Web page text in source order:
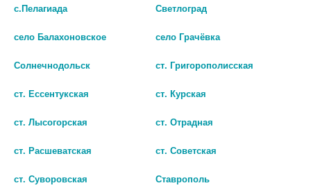
УКРЕПИТЕЛЬ №118 КРЕМ-БРЮЛЕ
БРИЛЛИАНТ ПОДМ УП УКРЕПЛ
с.Пелагиада Светлоград
село Балахоновское село Грачёвка
Солнечнодольск ст. Григорополисская
ст. Ессентукская ст. Курская
ст. Лысогорская ст. Отрадная
ст. Расшеватская ст. Советская
ст. Суворовская Ставрополь